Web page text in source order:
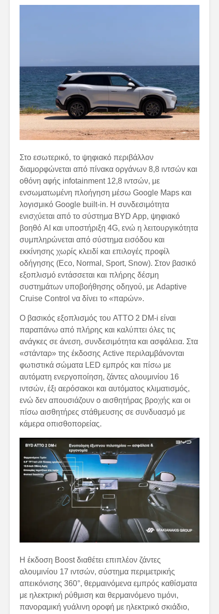
Στο εσωτερικό, το ψηφιακό περιβάλλον
διαμορφώνεται από πίνακα οργάνων 8,8 ιντσών και
οθόνη αφής infotainment 12,8 ιντσών, με
ενσωματωμένη πλοήγηση μέσω Google Maps και
λογισμικό Google built-in. Η συνδεσιμότητα
ενισχύεται από το σύστημα BYD App, ψηφιακό
βοηθό AI και υποστήριξη 4G, ενώ η λειτουργικότητα
συμπληρώνεται από σύστημα εισόδου και
εκκίνησης χωρίς κλειδί και επιλογές προφίλ
οδήγησης (Eco, Normal, Sport, Snow). Στον βασικό
εξοπλισμό εντάσσεται και πλήρης δέσμη
συστημάτων υποβοήθησης οδηγού, με Adaptive
Cruise Control να δίνει το «παρών».
Ο βασικός εξοπλισμός του ATTO 2 DM-i είναι
παραπάνω από πλήρης και καλύπτει όλες τις
ανάγκες σε άνεση, συνδεσιμότητα και ασφάλεια. Στα
«στάνταρ» της έκδοσης Active περιλαμβάνονται
φωτιστικά σώματα LED εμπρός και πίσω με
αυτόματη ενεργοποίηση, ζάντες αλουμινίου 16
ιντσών, έξι αερόσακοι και αυτόματος κλιματισμός,
ενώ δεν απουσιάζουν ο αισθητήρας βροχής και οι
πίσω αισθητήρες στάθμευσης σε συνδυασμό με
κάμερα οπισθοπορείας.
Η έκδοση Boost διαθέτει επιπλέον ζάντες
αλουμινίου 17 ιντσών, σύστημα περιμετρικής
απεικόνισης 360°, θερμαινόμενα εμπρός καθίσματα
με ηλεκτρική ρύθμιση και θερμαινόμενο τιμόνι,
πανοραμική γυάλινη οροφή με ηλεκτρικό σκιάδιο,